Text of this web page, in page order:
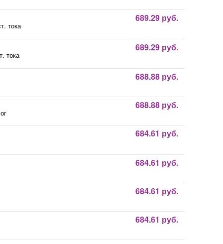
тока
689.29 руб.
тока
689.29 руб.
688.88 руб.
688.88 руб.
684.61 руб.
684.61 руб.
684.61 руб.
684.61 руб.